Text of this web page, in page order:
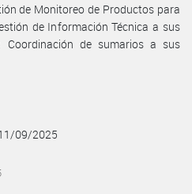
de Monitoreo de Productos para
de Información Técnica a sus
Coordinación de sumarios a sus
09/2025